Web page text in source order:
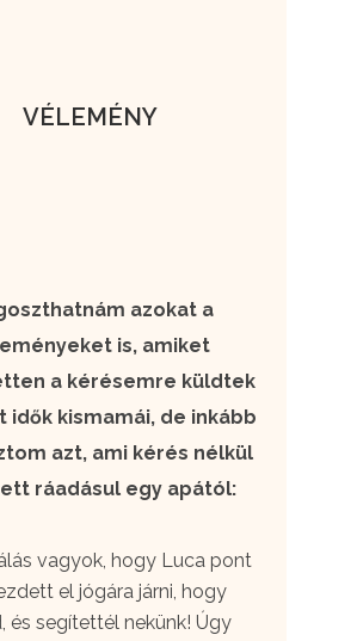
VÉLEMÉNY
azokat a
is, amiket
a kérésemre küldtek
idők kismamái, de inkább
azt, ami kérés nélkül
ráadásul egy apától:
vagyok, hogy Luca pont
el jógára járni, hogy
és segítettél nekünk! Úgy